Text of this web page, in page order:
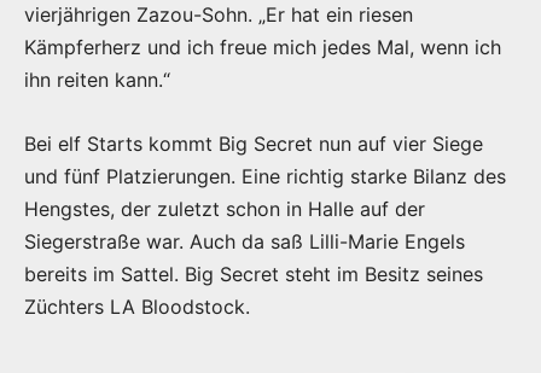
vierjährigen Zazou-Sohn. „Er hat ein riesen
Kämpferherz und ich freue mich jedes Mal, wenn ich
ihn reiten kann.“
Bei elf Starts kommt Big Secret nun auf vier Siege
und fünf Platzierungen. Eine richtig starke Bilanz des
Hengstes, der zuletzt schon in Halle auf der
Siegerstraße war. Auch da saß Lilli-Marie Engels
bereits im Sattel. Big Secret steht im Besitz seines
Züchters LA Bloodstock.